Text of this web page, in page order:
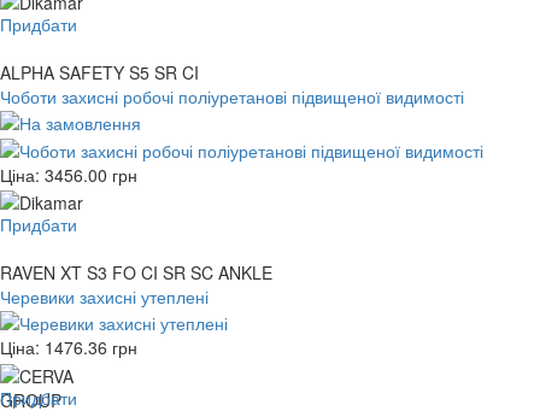
Придбати
ALPHA SAFETY S5 SR CI
Чоботи захисні робочі поліуретанові підвищеної видимості
Ціна: 3456.00 грн
Придбати
RAVEN XT S3 FO CI SR SC ANKLE
Черевики захисні утеплені
Ціна: 1476.36 грн
Придбати